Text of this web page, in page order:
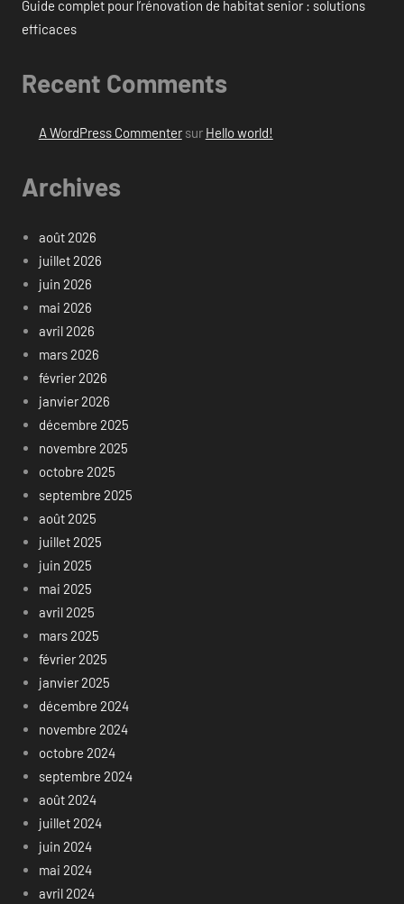
Guide complet pour l’rénovation de habitat senior : solutions
efficaces
Recent Comments
A WordPress Commentersur Hello world!
Archives
août 2026
juillet 2026
juin 2026
mai 2026
avril 2026
mars 2026
février 2026
janvier 2026
décembre 2025
novembre 2025
octobre 2025
septembre 2025
août 2025
juillet 2025
juin 2025
mai 2025
avril 2025
mars 2025
février 2025
janvier 2025
décembre 2024
novembre 2024
octobre 2024
septembre 2024
août 2024
juillet 2024
juin 2024
mai 2024
avril 2024